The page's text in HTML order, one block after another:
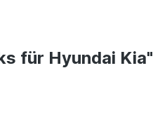
für Hyundai Kia"